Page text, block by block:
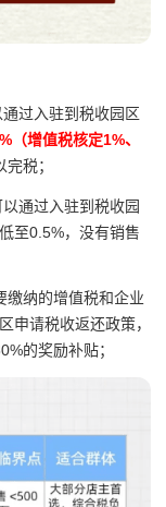
过入驻到税收园区
（增值税核定1%、
税；
通过入驻到税收园
至0.5%，没有销售
缴纳的增值税和企业
申请税收返还政策，
的奖励补贴；